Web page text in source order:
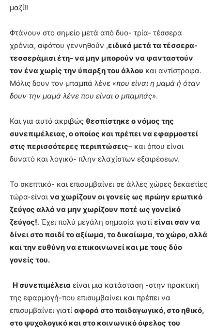
μαζί!!
Φτάνουν στο σημείο μετά από δυο- τρία- τέσσερα
χρόνια, αφότου γεννηθούν ,ειδικά μετά τα τέσσερα-
τεσσεράμισι έτη- να μην μπορούν να φανταστούν
τον ένα χωρίς την ύπαρξη του άλλου και αντίστροφα.
Μόλις δουν τον μπαμπά λένε «που είναι η μαμά ή όταν
δουν την μαμά λένε που είναι ο μπαμπάς».
Και για αυτό ακριβώς θεσπίστηκε ο νόμος της
συνεπιμέλειας, ο οποίος και πρέπει να εφαρμοστεί
στις περισσότερες περιπτώσεις– και όπου είναι
δυνατό και λογικό- πλην ελαχίστων εξαιρέσεων.
Το σκεπτικό- και επισυμβαίνει σε άλλες χώρες δεκαετίες
τώρα-είναι να χωρίζουν οι γονείς ως πρώην ερωτικό
ζεύγος αλλά να μην χωρίζουν ποτέ ως γονεϊκό
ζεύγος!. Έχει πολύ μεγάλη σημασία γιατί είναι σαν να
δίνει στο παιδί το αξίωμα, το δικαίωμα, το χώρο, αλλά
και την ευθύνη να επικοινωνεί και με τους δύο
γονείς του.
Η συνεπιμέλεια είναι μια κατάσταση -στην πρακτική
της εφαρμογή-που επισυμβαίνει και πρέπει να
επισυμβαίνει γιατί αφορά στο παιδαγωγικό, στο ηθικό,
στο ψυχολογικό και στο κοινωνικό όφελος του